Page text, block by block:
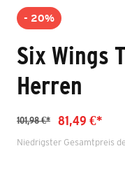
- 20%
Six Wings
Herren
101,98 €* 81,49 €*
Niedrigster Gesamtpreis